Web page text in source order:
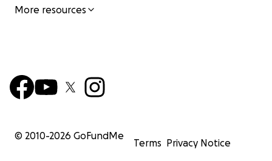
More resources
© 2010-2026 GoFundMe
Terms Privacy Notice